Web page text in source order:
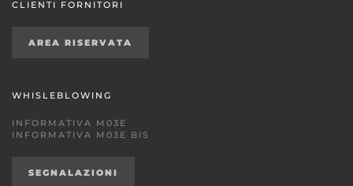
CLIENTI FORNITORI
AREA RISERVATA
WHISLEBLOWING
INFORMATIVA M03E
INFORMATIVA M03E BIS
SEGNALAZIONI